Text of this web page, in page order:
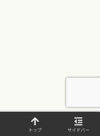
トップ サイドバー